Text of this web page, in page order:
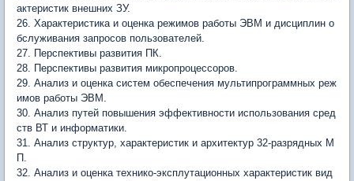
актеристик внешних ЗУ.
26. Характеристика и оценка режимов работы ЭВМ и дисциплин о
бслуживания запросов пользователей.
27. Перспективы развития ПК.
28. Перспективы развития микропроцессоров.
29. Анализ и оценка систем обеспечения мультипрограммных реж
имов работы ЭВМ.
30. Анализ путей повышения эффективности использования сред
ств ВТ и информатики.
31. Анализ структур, характеристик и архитектур 32-разрядных М
П.
32. Анализ и оценка технико-эксплутационных характеристик вид